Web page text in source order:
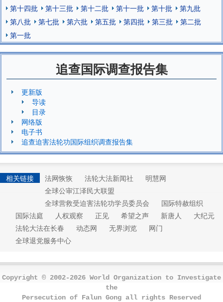
第十四批
第十三批 第十二批 第十一批 第十批
第九批
第八批
第七批 第六批 第五批 第四批 第三批
第二批
第一批
追查国际调查报告集
更新版
导读
目录
网络版
电子书
追查迫害法轮功国际组织调查报告集
相关链接 法网恢恢 法轮大法新闻社
明慧网
全球公审江泽民大联盟
全球营救受迫害法轮功学员委员会
国际特赦组织
国际法庭
人权观察 正见 希望之声 新唐人
大纪元
法轮大法在长春
动态网 无界浏览
网门
全球退党服务中心
Copyright © 2002-2026 World Organization to Investigate
the
Persecution of Falun Gong all rights Reserved